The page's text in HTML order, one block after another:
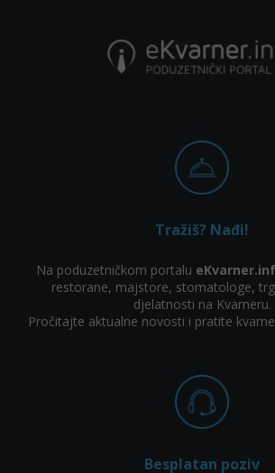
Tražiš? Nađi!
Na poduzetničkom portalu
restorane, majstore, stomatologe,
djelatnosti na Kvarneru.
Pročitajte aktualne novosti i pratite
Besplatan poziv